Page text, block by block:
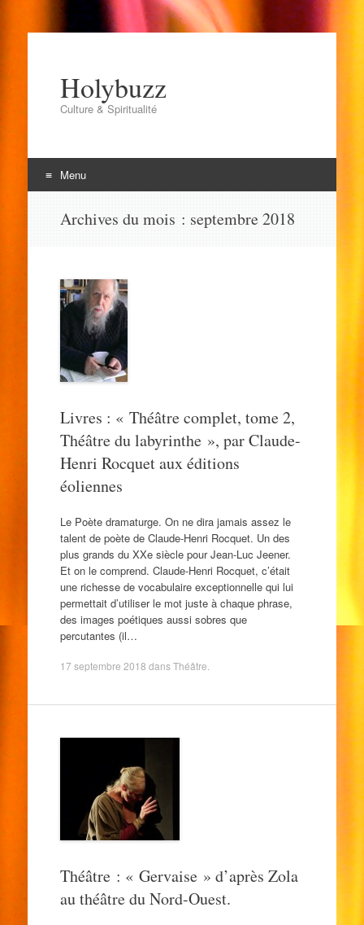
Holybuzz
Culture & Spiritualité
Menu
Archives du mois : septembre 2018
Livres : « Théâtre complet, tome 2,
Théâtre du labyrinthe », par Claude-
Henri Rocquet aux éditions
éoliennes
Le Poète dramaturge. On ne dira jamais assez le
talent de poète de Claude-Henri Rocquet. Un des
plus grands du XXe siècle pour Jean-Luc Jeener.
Et on le comprend. Claude-Henri Rocquet, c’était
une richesse de vocabulaire exceptionnelle qui lui
permettait d’utiliser le mot juste à chaque phrase,
des images poétiques aussi sobres que
percutantes (il…
17 septembre 2018 dansThéâtre
Théâtre : « Gervaise » d’après Zola
au théâtre du Nord-Ouest.